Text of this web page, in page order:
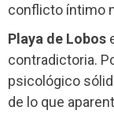
conflicto íntimo
Playa de Lobos
contradictoria.
psicológico
de lo que